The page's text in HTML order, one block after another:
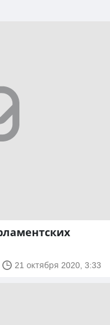
21 октября 2020, 3:33